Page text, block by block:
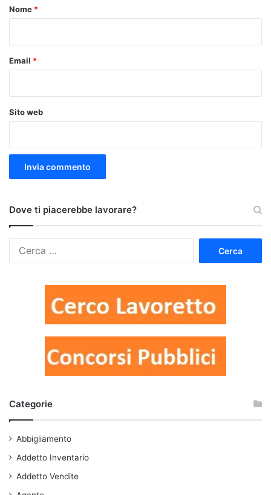
o
Nome *
Email *
Sito web
Dove ti piacerebbe lavorare?
Categorie
Abbigliamento
Addetto Inventario
Addetto Vendite